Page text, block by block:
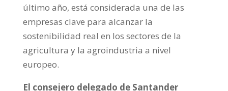
último año, está considerada una de las
empresas clave para alcanzar la
sostenibilidad real en los sectores de la
agricultura y la agroindustria a nivel
europeo.
El consejero delegado de Santander